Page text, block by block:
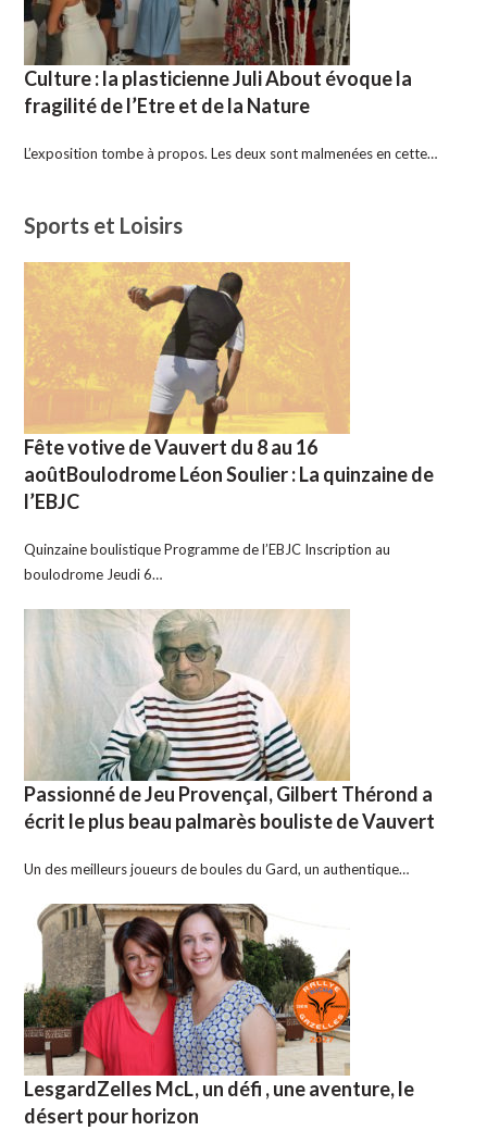
Culture : la plasticienne Juli About évoque la
fragilité de l’Etre et de la Nature
L’exposition tombe à propos. Les deux sont malmenées en cette…
Sports et Loisirs
Fête votive de Vauvert du 8 au 16
aoûtBoulodrome Léon Soulier : La quinzaine de
l’EBJC
Quinzaine boulistique Programme de l’EBJC Inscription au
boulodrome Jeudi 6…
Passionné de Jeu Provençal, Gilbert Thérond a
écrit le plus beau palmarès bouliste de Vauvert
Un des meilleurs joueurs de boules du Gard, un authentique…
LesgardZelles McL, un défi , une aventure, le
désert pour horizon